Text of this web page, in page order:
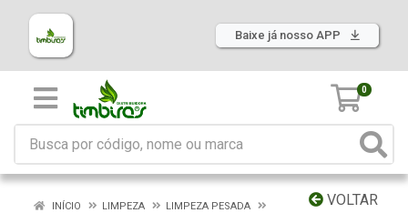
Baixe já nosso APP
0
VOLTAR
INÍCIO LIMPEZA
LIMPEZA PESADA